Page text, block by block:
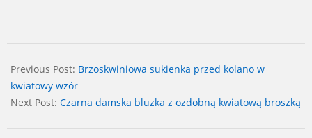
06-
19
Previous Post: Brzoskwiniowa sukienka przed kolano w
kwiatowy wzór
Next Post: Czarna damska bluzka z ozdobną kwiatową broszką